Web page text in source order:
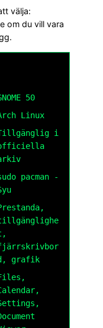
välja:
om du vill vara
50
Linux
i
pacman -
grafik